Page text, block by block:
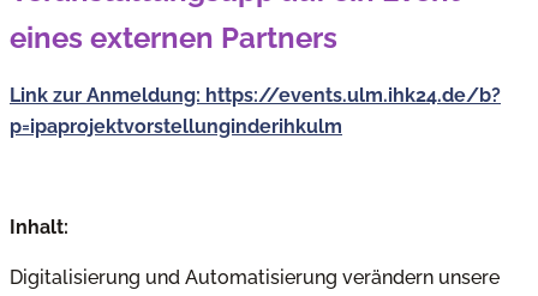
eines externen Partners
Link zur Anmeldung: https://events.ulm.ihk24.de/b?
p=ipaprojektvorstellunginderihkulm
Inhalt:
Digitalisierung und Automatisierung verändern unsere